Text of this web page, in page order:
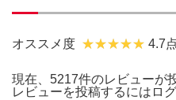
オススメ度 4.7
現在、5217件のレビューが
レビューを投稿するには ロ